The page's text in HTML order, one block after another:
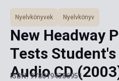
Nyelvkönyvek Nyelvkönyv
New Headway
Tests
Audio CD
ISBN: 9780194386951